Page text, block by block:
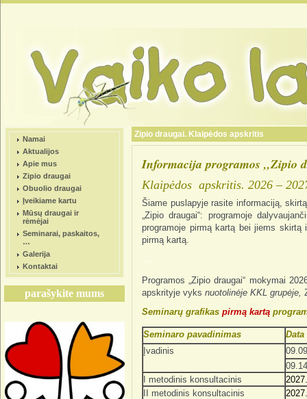
Namai
Aktualijos
Apie mus
Zipio draugai
Obuolio draugai
Įveikiame kartu
Mūsų draugai ir
rėmėjai
Seminarai, paskaitos,
…
Galerija
Kontaktai
parašykite mums
Zipio draugai. Klaipėdos apskritis
Informacija programos ,,Zipio
Klaipėdos apskritis. 2026 –
Šiame puslapyje rasite informaciją,
„Zipio draugai“: programoje
programoje pirmą kartą bei jiems skirtą
pirmą kartą.
…
Programos „Zipio draugai“ mokymai
apskrityje vyks nuotolinėje KKL grupėje,
Seminarų grafikas pirmą kartą
Seminaro pavadinimas
Įvadinis
I metodinis konsultacinis
II metodinis konsultacinis